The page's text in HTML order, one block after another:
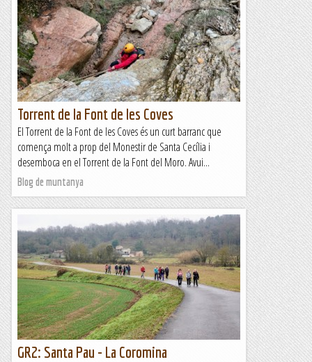
Torrent de la Font de les Coves
El Torrent de la Font de les Coves és un curt barranc que
comença molt a prop del Monestir de Santa Cecília i
desemboca en el Torrent de la Font del Moro. Avui...
Blog de muntanya
GR2: Santa Pau - La Coromina